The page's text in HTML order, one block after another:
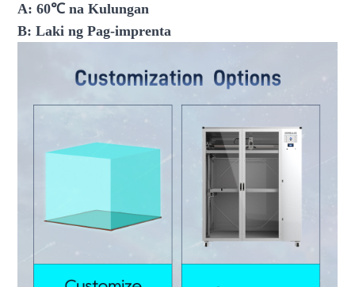
A: 60℃ na Kulungan
B: Laki ng Pag-imprenta